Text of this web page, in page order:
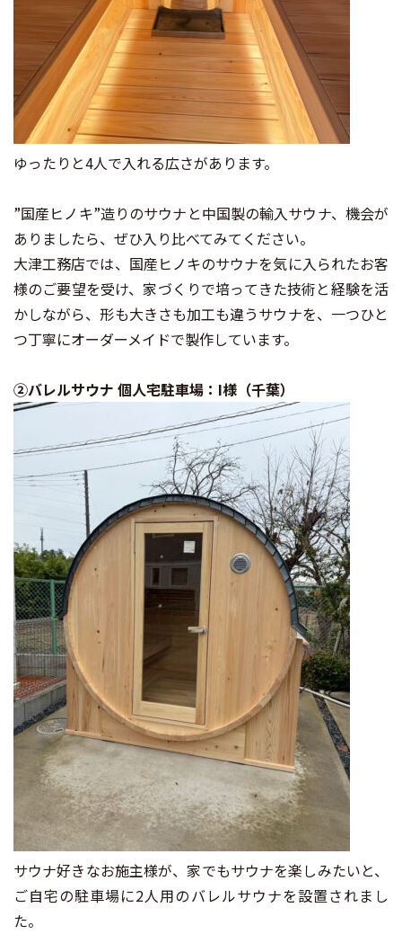
ゆったりと4人で入れる広さがあります。
”国産ヒノキ”造りのサウナと中国製の輸入サウナ、機会が
ありましたら、ぜひ入り比べてみてください。
大津工務店では、国産ヒノキのサウナを気に入られたお客
様のご要望を受け、家づくりで培ってきた技術と経験を活
かしながら、形も大きさも加工も違うサウナを、一つひと
つ丁寧にオーダーメイドで製作しています。
②バレルサウナ 個人宅駐車場：I様（千葉）
サウナ好きなお施主様が、家でもサウナを楽しみたいと、
ご自宅の駐車場に2人用のバレルサウナを設置されまし
た。